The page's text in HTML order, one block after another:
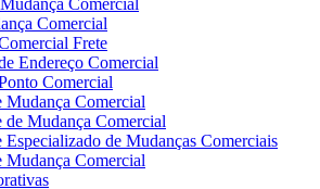
Comercial
Frete
Endereço Comercial
Comercial
Mudança Comercial
de Mudança Comercial
Especializado de Mudanças Comerciais
Mudança Comercial